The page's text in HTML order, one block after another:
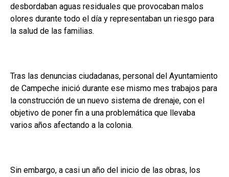
desbordaban aguas residuales que provocaban malos
olores durante todo el día y representaban un riesgo para
la salud de las familias.
Tras las denuncias ciudadanas, personal del Ayuntamiento
de Campeche inició durante ese mismo mes trabajos para
la construcción de un nuevo sistema de drenaje, con el
objetivo de poner fin a una problemática que llevaba
varios años afectando a la colonia.
Sin embargo, a casi un año del inicio de las obras, los